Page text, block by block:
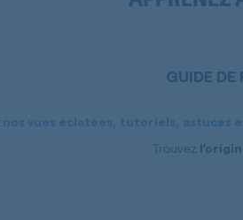
GUIDE DE
nos vues éclatées, tutoriels, astuces
Trouvez